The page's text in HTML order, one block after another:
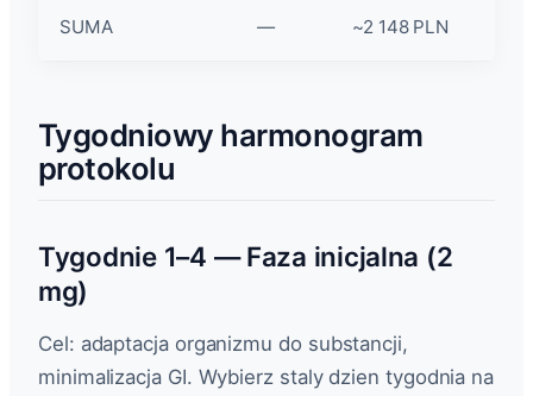
SUMA — ~2 148 PLN
Tygodniowy harmonogram
protokolu
Tygodnie 1–4 — Faza inicjalna (2
mg)
Cel: adaptacja organizmu do substancji,
minimalizacja GI. Wybierz staly dzien tygodnia na